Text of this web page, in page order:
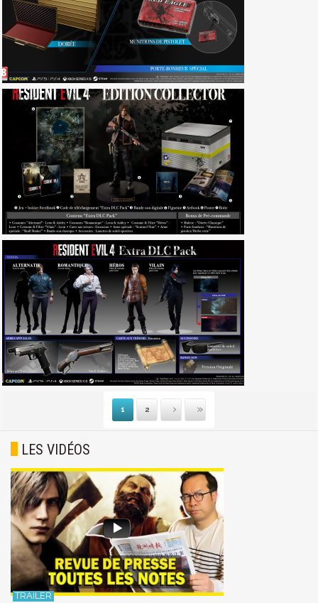
1 2
Suivante
Dernière
LES VIDÉOS